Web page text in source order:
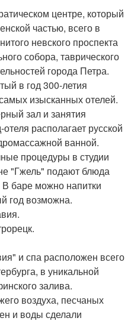
центре, который
частью, всего в
невского проспекта
собора, таврического
города Петра.
в год 300-летия
изысканных отелей.
зал и занятия
располагает русской
ванной.
процедуры в студии
"Гжель" подают блюда
В баре можно напитки
год возможна.
и спа расположен всего
в уникальной
залива.
воздуха, песчаных
и воды сделали